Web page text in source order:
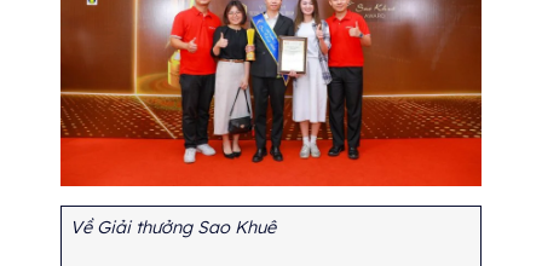
Về Giải thưởng Sao Khuê